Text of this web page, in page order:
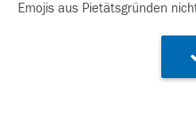
Emojis aus Pietätsgründen